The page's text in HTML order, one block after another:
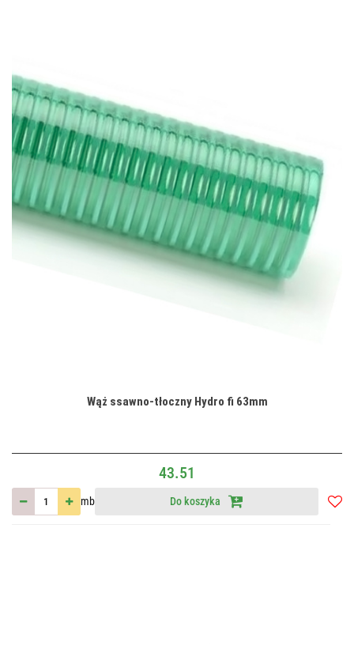
Wąż ssawno-tłoczny Hydro fi 63mm
43.51
mb Do koszyka